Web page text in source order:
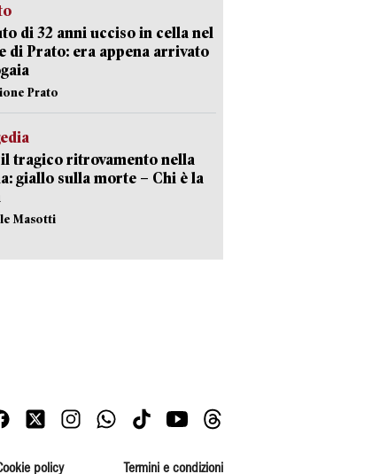
di 32 anni ucciso in cella nel
di Prato: era appena arrivato
Prato
tragico ritrovamento nella
giallo sulla morte – Chi è la
Masotti
policy Termini e condizioni